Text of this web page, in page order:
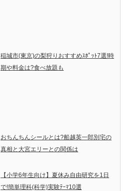
稲城市(東京)の梨狩りおすすめｽﾎﾟｯﾄ7選!時
期や料金は?食べ放題も
おちんちんシールとは?船越英一郎別宅の
真相と大宮エリーとの関係は
【小学6年生向け】夏休み自由研究を1日
で!簡単理科(科学)実験ﾃｰﾏ10選